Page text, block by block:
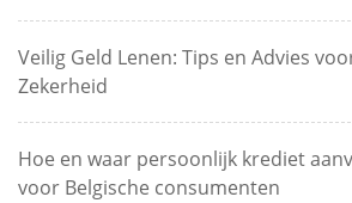
Veilig Geld Lenen: Tips en Advies
Zekerheid
Hoe en waar persoonlijk krediet
voor Belgische consumenten